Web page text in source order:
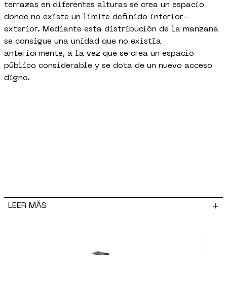
terrazas en diferentes alturas se crea un espacio
donde no existe un límite definido interior-
exterior. Mediante esta distribución de la manzana
se consigue una unidad que no existía
anteriormente, a la vez que se crea un espacio
público considerable y se dota de un nuevo acceso
digno.
LEER MÁS +